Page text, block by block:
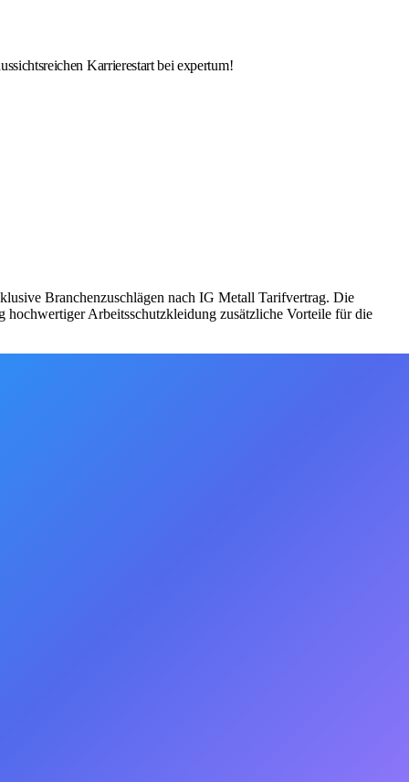
Karrierestart bei expertum!
Branchenzuschlägen nach IG Metall Tarifvertrag. Die
Arbeitsschutzkleidung zusätzliche Vorteile für die